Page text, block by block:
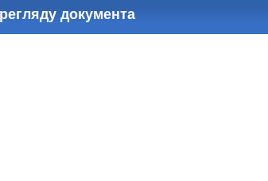
документа